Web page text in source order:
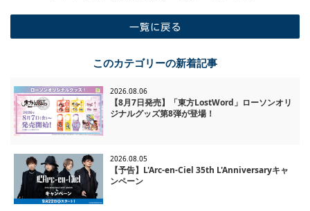
このカテゴリーの新着記事
2026.08.06
【8月7日発売】「東方LostWord」ローソンオリ
ジナルグッズ第8弾が登場！
2026.08.05
【予告】L'Arc-en-Ciel 35th L'Anniversaryキャ
ンペーン